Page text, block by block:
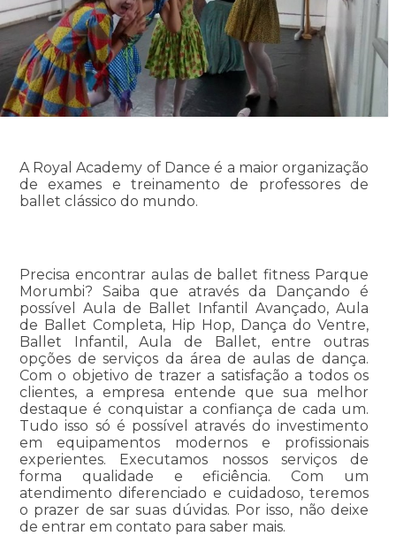
A Royal Academy of Dance é a maior organização
de exames e treinamento de professores de
ballet clássico do mundo.
Precisa encontrar aulas de ballet fitness Parque
Morumbi? Saiba que através da Dançando é
possível Aula de Ballet Infantil Avançado, Aula
de Ballet Completa, Hip Hop, Dança do Ventre,
Ballet Infantil, Aula de Ballet, entre outras
opções de serviços da área de aulas de dança.
Com o objetivo de trazer a satisfação a todos os
clientes, a empresa entende que sua melhor
destaque é conquistar a confiança de cada um.
Tudo isso só é possível através do investimento
em equipamentos modernos e profissionais
experientes. Executamos nossos serviços de
forma qualidade e eficiência. Com um
atendimento diferenciado e cuidadoso, teremos
o prazer de sar suas dúvidas. Por isso, não deixe
de entrar em contato para saber mais.